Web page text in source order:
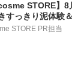
STORE】
すっきり泥体験
STORE PR担当